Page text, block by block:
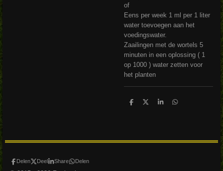
of
Eens per week 1 ml per 1 liter
water toevoegen aan het
voedingswater.
Zaailingen met de wortels 5
minuten in een oplossing ( 1
op 1000 ) water zetten voor
het planten
D
D
S
D
Delen Deel Share Delen